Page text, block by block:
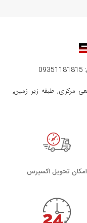
مرکزی, طبقه زیر زمین,
اﻣﮑﺎن ﺗﺤﻮﯾﻞ اﮐﺴﭙﺮس